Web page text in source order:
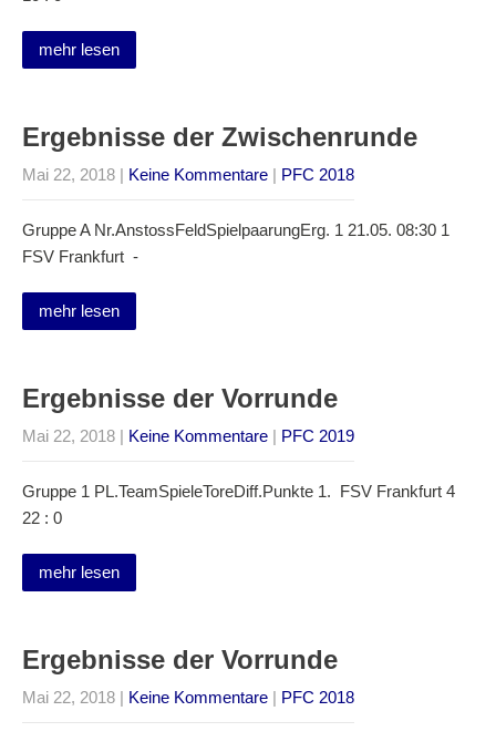
mehr lesen
Ergebnisse der Zwischenrunde
Mai 22, 2018 | Keine Kommentare | PFC 2018
Gruppe A Nr.AnstossFeldSpielpaarungErg. 1 21.05. 08:30 1
FSV Frankfurt -
mehr lesen
Ergebnisse der Vorrunde
Mai 22, 2018 | Keine Kommentare | PFC 2019
Gruppe 1 PL.TeamSpieleToreDiff.Punkte 1. FSV Frankfurt 4
22 : 0
mehr lesen
Ergebnisse der Vorrunde
Mai 22, 2018 | Keine Kommentare | PFC 2018